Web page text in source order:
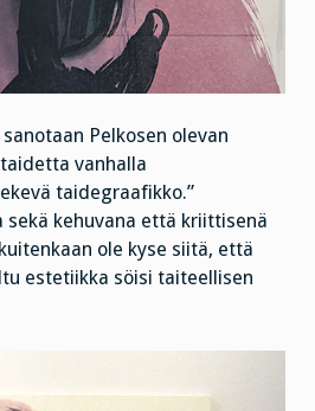
Pelkosen olevan
vanhalla
taidegraafikko.”
sekä kehuvana että kriittisenä
ole kyse siitä, että
estetiikka söisi taiteellisen